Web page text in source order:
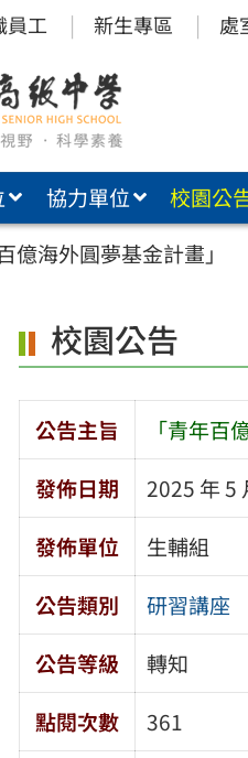
員工 新生專區 處
協力單位 校園公
億海外圓夢基金計畫」
校園公告
公告主旨
「青年百
發佈日期
2025 年 5
發佈單位
生輔組
公告類別
研習講座
公告等級
轉知
點閱次數
361